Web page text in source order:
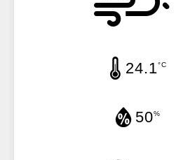
24.1°C
50%